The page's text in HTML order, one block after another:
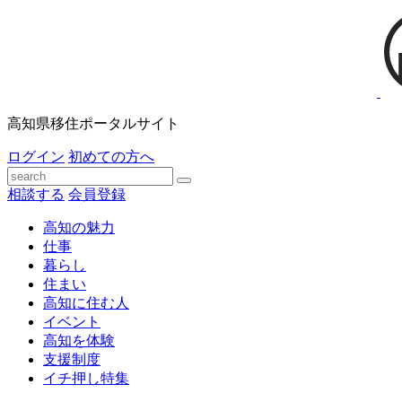
高知県移住ポータルサイト
ログイン 初めての方へ
相談する 会員登録
高知の魅力
仕事
暮らし
住まい
高知に住む人
イベント
高知を体験
支援制度
イチ押し特集